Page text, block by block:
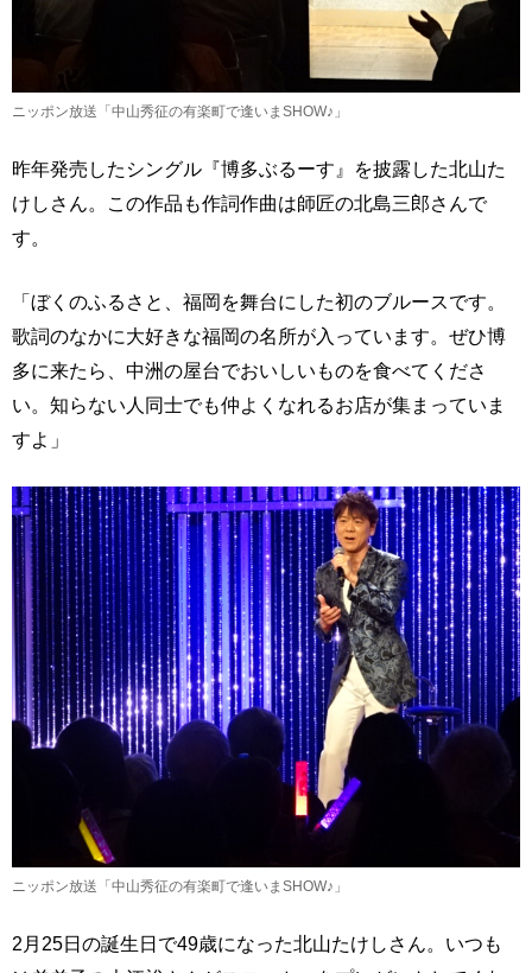
ニッポン放送「中山秀征の有楽町で逢いまSHOW♪」
昨年発売したシングル『博多ぶるーす』を披露した北山た
けしさん。この作品も作詞作曲は師匠の北島三郎さんで
す。
「ぼくのふるさと、福岡を舞台にした初のブルースです。
歌詞のなかに大好きな福岡の名所が入っています。ぜひ博
多に来たら、中洲の屋台でおいしいものを食べてくださ
い。知らない人同士でも仲よくなれるお店が集まっていま
すよ」
ニッポン放送「中山秀征の有楽町で逢いまSHOW♪」
2月25日の誕生日で49歳になった北山たけしさん。いつも